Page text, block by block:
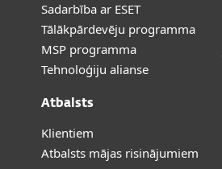
Sadarbība ar ESET
Tālākpārdevēju programma
MSP programma
Tehnoloģiju alianse
Atbalsts
Klientiem
Atbalsts mājas risinājumiem